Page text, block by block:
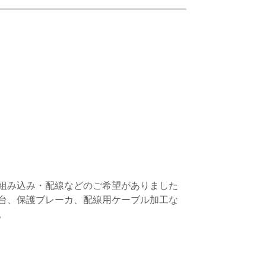
込み・配線などのご希望がありました
、保護ブレーカ、配線用ケーブル加工な